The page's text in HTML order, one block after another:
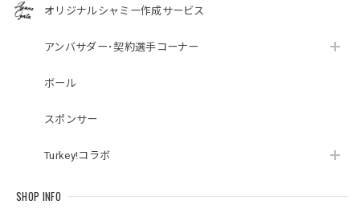
オリジナルシャミー作成サービス
アンバサダー･契約選手コーナー
ボール
スポンサー
Turkey!コラボ
SHOP INFO